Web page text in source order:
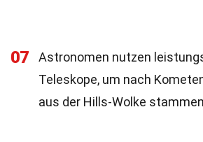
07
Astronomen nutzen
Teleskope, um nach
aus der Hills-Wolke